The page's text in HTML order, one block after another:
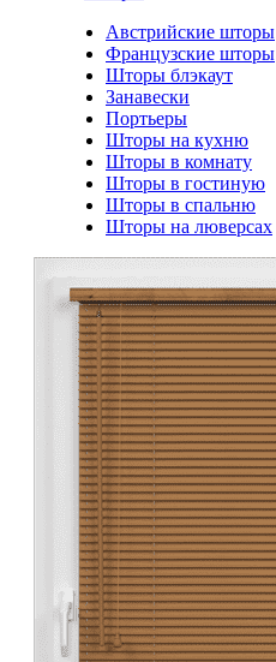
Австрийские шторы
Французские шторы
Шторы блэкаут
Занавески
Портьеры
Шторы на кухню
Шторы в комнату
Шторы в гостиную
Шторы в спальню
Шторы на люверсах